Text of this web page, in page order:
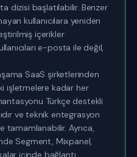
dizisi başlatılabilir. Benzer
kullanıcılara yeniden
içerikler
e-posta ile değil,
SaaS şirketlerinden
işletmelere kadar her
Türkçe destekli
ve teknik entegrasyon
tamamlanabilir. Ayrıca,
Segment, Mixpanel,
içinde bağlantı